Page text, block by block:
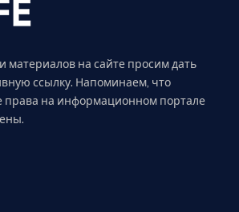
материалов на сайте просим дать
ссылку. Напоминаем, что
права на информационном портале